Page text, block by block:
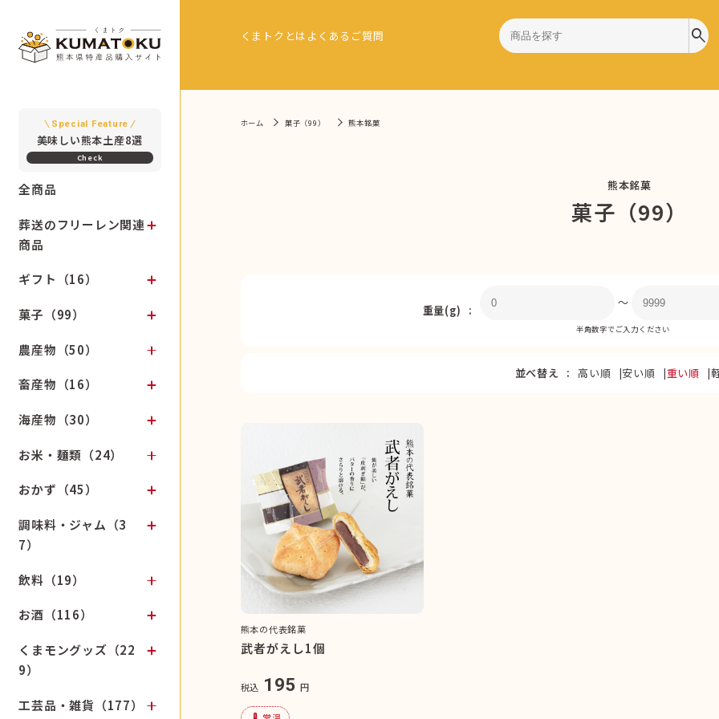
Special Feature
美味しい熊本土産8選
全商品
葬送のフリーレン関連
商品
ギフト（16）
菓子（99）
農産物（50）
畜産物（16）
海産物（30）
お米・麺類（24）
おかず（45）
調味料・ジャム（3
7）
飲料（19）
お酒（116）
くまモングッズ（22
9）
工芸品・雑貨（177）
くまトクとは よくあるご質問 search
ホーム 菓子（99） 熊本銘菓
熊本銘菓
菓子（99）
重量(g)
〜
半角数字でご入力ください
並べ替え 高い順 安い順 重い順
熊本の代表銘菓
武者がえし1個
税込 195 円